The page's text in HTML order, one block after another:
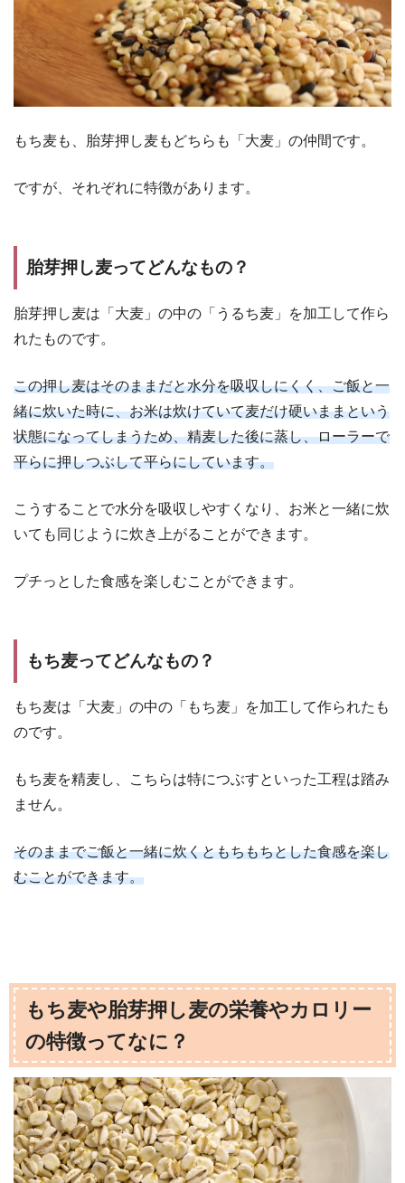
もち麦も、胎芽押し麦もどちらも「大麦」の仲間です。
ですが、それぞれに特徴があります。
胎芽押し麦ってどんなもの？
胎芽押し麦は「大麦」の中の「うるち麦」を加工して作ら
れたものです。
この押し麦はそのままだと水分を吸収しにくく、ご飯と一
緒に炊いた時に、お米は炊けていて麦だけ硬いままという
状態になってしまうため、精麦した後に蒸し、ローラーで
平らに押しつぶして平らにしています。
こうすることで水分を吸収しやすくなり、お米と一緒に炊
いても同じように炊き上がることができます。
プチっとした食感を楽しむことができます。
もち麦ってどんなもの？
もち麦は「大麦」の中の「もち麦」を加工して作られたも
のです。
もち麦を精麦し、こちらは特につぶすといった工程は踏み
ません。
そのままでご飯と一緒に炊くともちもちとした食感を楽し
むことができます。
もち麦や胎芽押し麦の栄養やカロリー
の特徴ってなに？